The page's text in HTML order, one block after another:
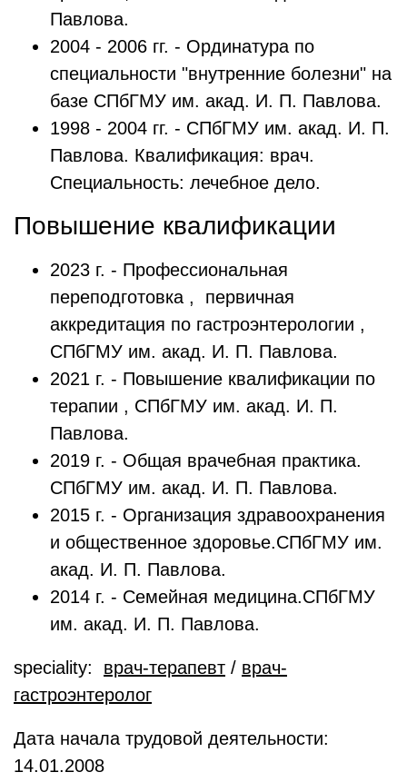
Павлова.
2004 - 2006 гг. - Ординатура по
специальности "внутренние болезни" на
базе СПбГМУ им. акад. И. П. Павлова.
1998 - 2004 гг. - СПбГМУ им. акад. И. П.
Павлова. Квалификация: врач.
Специальность: лечебное дело.
Повышение квалификации
2023 г. - Профессиональная
переподготовка , первичная
аккредитация по гастроэнтерологии ,
СПбГМУ им. акад. И. П. Павлова.
2021 г. - Повышение квалификации по
терапии , СПбГМУ им. акад. И. П.
Павлова.
2019 г. - Общая врачебная практика.
СПбГМУ им. акад. И. П. Павлова.
2015 г. - Организация здравоохранения
и общественное здоровье.СПбГМУ им.
акад. И. П. Павлова.
2014 г. - Семейная медицина.СПбГМУ
им. акад. И. П. Павлова.
speciality: врач-терапевт / врач-
гастроэнтеролог
Дата начала трудовой деятельности:
14.01.2008